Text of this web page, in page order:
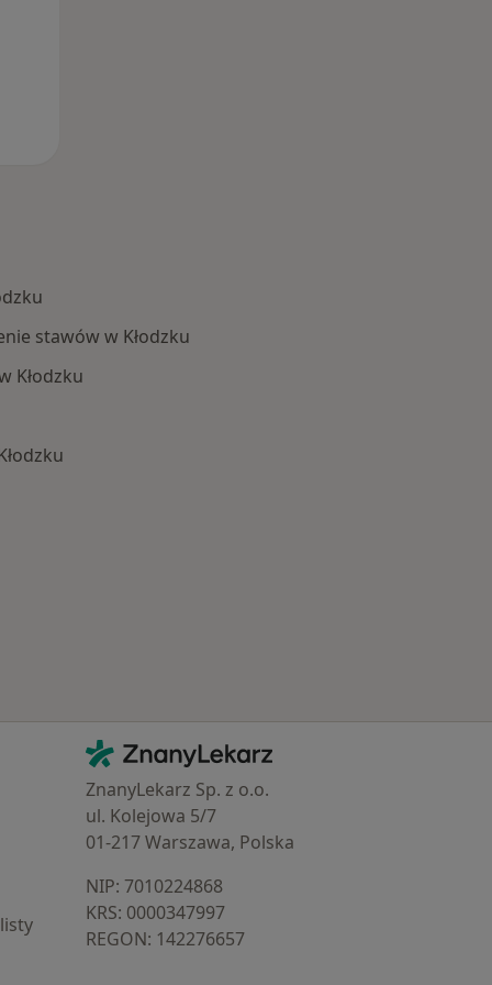
stawów w Kłodzku
Kłodzku
Kontakt
ZnanyLekarz - Strona główna
ZnanyLekarz Sp. z o.o.
ul. Kolejowa 5/7
01-217 Warszawa, Polska
NIP: ⁠7010224868
KRS: ⁠0000347997
REGON: ⁠142276657